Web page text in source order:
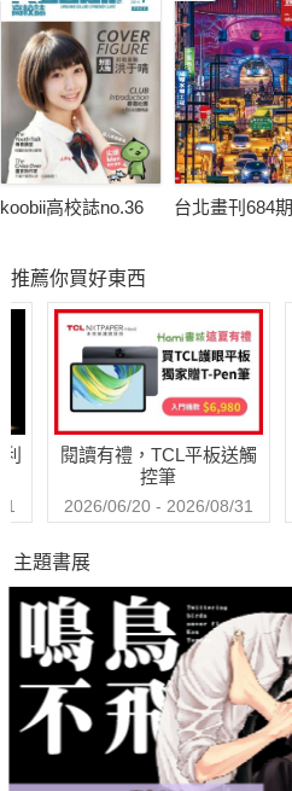
koobii高校誌no.36 台北畫刊684期
推薦你買好東西
閱讀有禮，TCL平板送觸
控筆
2026/06/20 - 2026/08/31
主題書展